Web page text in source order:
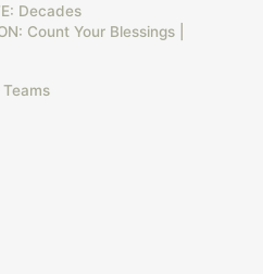
Decades
Count Your Blessings |